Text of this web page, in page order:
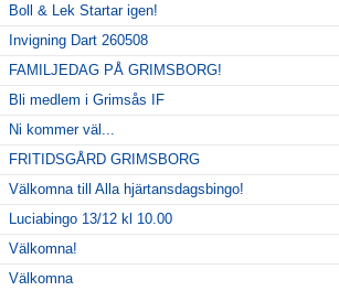
Boll & Lek Startar igen!
Invigning Dart 260508
FAMILJEDAG PÅ GRIMSBORG!
Bli medlem i Grimsås IF
Ni kommer väl...
FRITIDSGÅRD GRIMSBORG
Välkomna till Alla hjärtansdagsbingo!
Luciabingo 13/12 kl 10.00
Välkomna!
Välkomna